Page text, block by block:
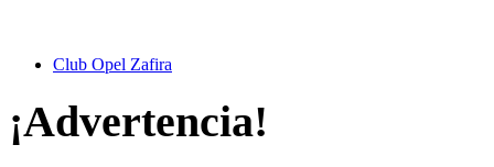
Club Opel Zafira
¡Advertencia!